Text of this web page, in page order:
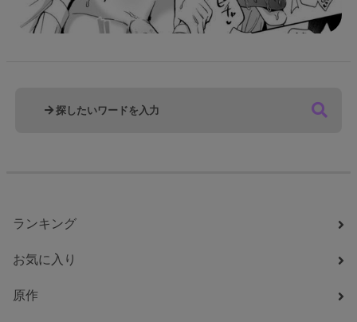
ランキング
お気に入り
原作